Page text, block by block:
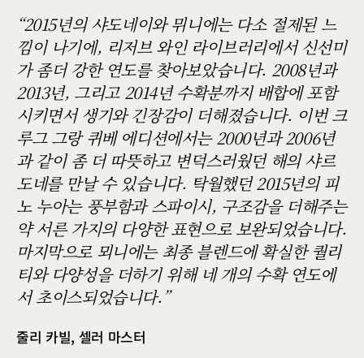
2015년의 샤도네이와 뮈니에는 다소 절제된 느
낌이 나기에, 리저브 와인 라이브러리에서 신선미
가 좀더 강한 연도를 찾아보았습니다. 2008년과
2013년, 그리고 2014년 수확분까지 배합에 포함
시키면서 생기와 긴장감이 더해졌습니다. 이번 크
루그 그랑 퀴베 에디션에서는 2000년과 2006년
과 같이 좀 더 따뜻하고 변덕스러웠던 해의 샤르
도네를 만날 수 있습니다. 탁월했던 2015년의 피
노 누아는 풍부함과 스파이시, 구조감을 더해주는
약 서른 가지의 다양한 표현으로 보완되었습니다.
마지막으로 뫼니에는 최종 블렌드에 확실한 퀄리
티와 다양성을 더하기 위해 네 개의 수확 연도에
서 초이스되었습니다.
줄리 카빌, 셀러 마스터